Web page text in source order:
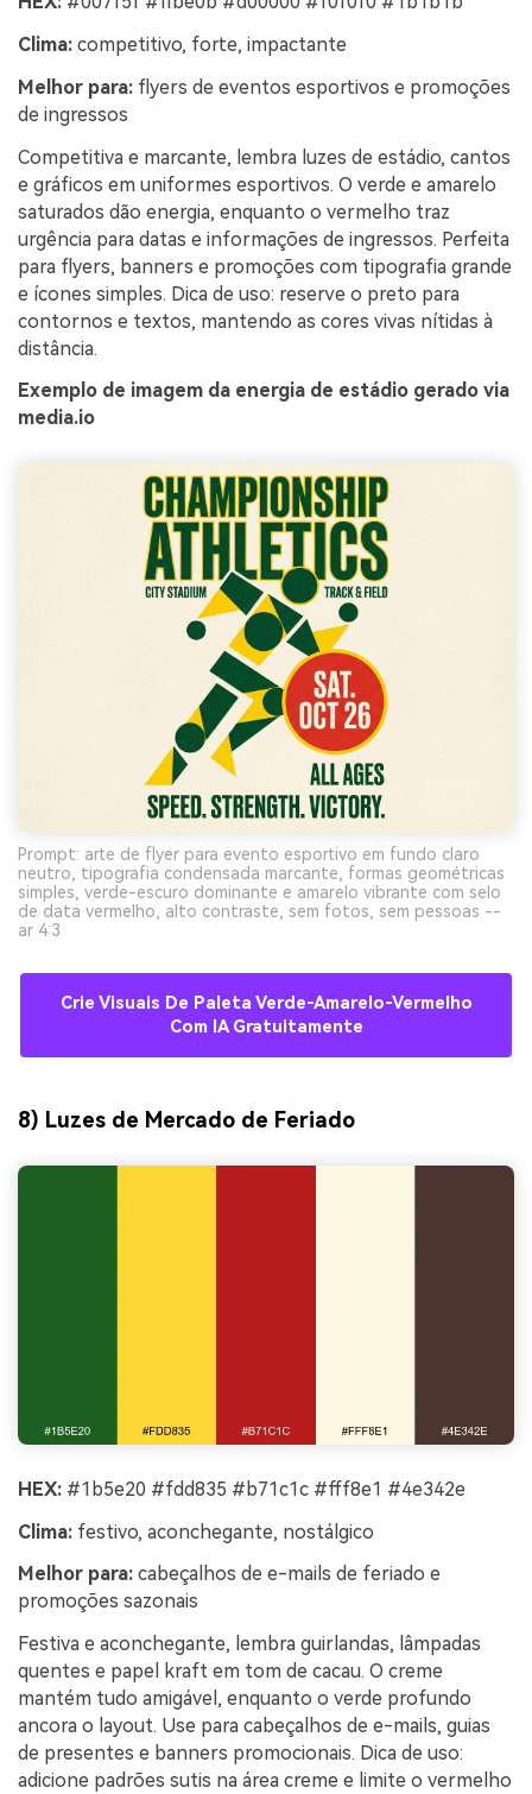
Clima: competitivo, forte, impactante
Melhor para: flyers de eventos esportivos e promoções
de ingressos
Competitiva e marcante, lembra luzes de estádio, cantos
e gráficos em uniformes esportivos. O verde e amarelo
saturados dão energia, enquanto o vermelho traz
urgência para datas e informações de ingressos. Perfeita
para flyers, banners e promoções com tipografia grande
e ícones simples. Dica de uso: reserve o preto para
contornos e textos, mantendo as cores vivas nítidas à
distância.
Exemplo de imagem da energia de estádio gerado via
media.io
Prompt: arte de flyer para evento esportivo em fundo claro
neutro, tipografia condensada marcante, formas geométricas
simples, verde-escuro dominante e amarelo vibrante com selo
de data vermelho, alto contraste, sem fotos, sem pessoas --
ar 4:3
Crie Visuais De Paleta Verde-Amarelo-Vermelho
Com IA Gratuitamente
8) Luzes de Mercado de Feriado
HEX: #1b5e20 #fdd835 #b71c1c #fff8e1 #4e342e
Clima: festivo, aconchegante, nostálgico
Melhor para: cabeçalhos de e-mails de feriado e
promoções sazonais
Festiva e aconchegante, lembra guirlandas, lâmpadas
quentes e papel kraft em tom de cacau. O creme
mantém tudo amigável, enquanto o verde profundo
ancora o layout. Use para cabeçalhos de e-mails, guias
de presentes e banners promocionais. Dica de uso:
adicione padrões sutis na área creme e limite o vermelho